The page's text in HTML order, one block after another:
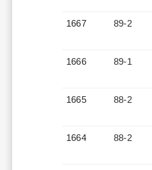
1667 89-2
1666 89-1
1665 88-2
1664 88-2